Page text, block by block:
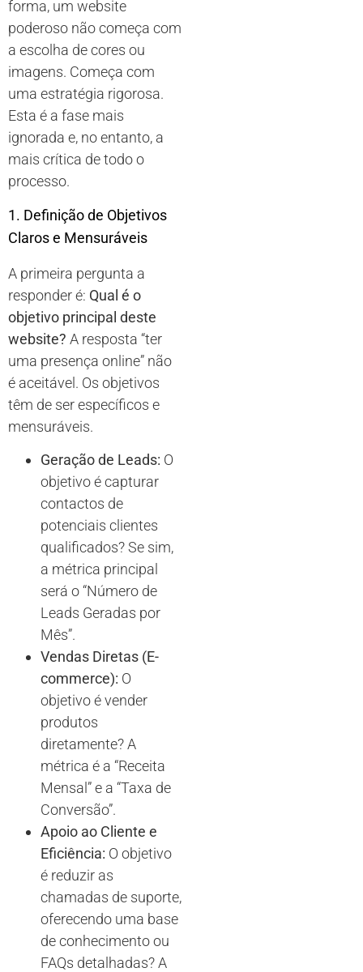
forma, um website
poderoso não começa com
a escolha de cores ou
imagens. Começa com
uma estratégia rigorosa.
Esta é a fase mais
ignorada e, no entanto, a
mais crítica de todo o
processo.
1. Definição de Objetivos
Claros e Mensuráveis
A primeira pergunta a
responder é: Qual é o
objetivo principal deste
website? A resposta “ter
uma presença online” não
é aceitável. Os objetivos
têm de ser específicos e
mensuráveis.
Geração de Leads: O
objetivo é capturar
contactos de
potenciais clientes
qualificados? Se sim,
a métrica principal
será o “Número de
Leads Geradas por
Mês”.
Vendas Diretas (E-
commerce): O
objetivo é vender
produtos
diretamente? A
métrica é a “Receita
Mensal” e a “Taxa de
Conversão”.
Apoio ao Cliente e
Eficiência: O objetivo
é reduzir as
chamadas de suporte,
oferecendo uma base
de conhecimento ou
FAQs detalhadas? A